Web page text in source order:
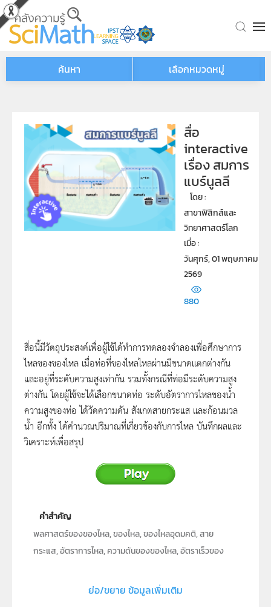
Skip to main content
ค้นหา เลือกหมวดหมู่
สื่อ
interactive
เรื่อง สมการ
แบร์นูลลี
โดย :
สาขาฟิสิกส์และ
วิทยาศาสตร์โลก
เมื่อ :
วันศุกร์, 01 พฤษภาคม
2569
880
สื่อนี้มีวัตถุประสงค์เพื่อผู้ใช้ได้ทำการทดลองจำลองเพื่อศึกษาการ
ไหลของของไหล เมื่อท่อที่ของไหลไหลผ่านมีขนาดแตกต่างกัน
และอยู่ที่ระดับความสูงเท่ากัน รวมทั้งกรณีที่ท่อมีระดับความสูง
ต่างกัน โดยผู้ใช้จะได้เลือกขนาดท่อ ระดับอัตราการไหลของน้ำ
ความสูงของท่อ ได้วัดความดัน สังเกตสายกระแส และก้อนมวล
น้ำ อีกทั้ง ได้คำนวณปริมาณที่เกี่ยวข้องกับการไหล บันทึกผลและ
วิเคราะห์เพื่อสรุป
คำสำคัญ
พลศาสตร์ของของไหล, ของไหล, ของไหลอุดมคติ, สาย
กระแส, อัตราการไหล, ความดันของของไหล, อัตราเร็วของ
ย่อ/ขยาย ข้อมูลเพิ่มเติม